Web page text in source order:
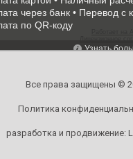
Все права защищены ©
Политика
разработка и продвижение: